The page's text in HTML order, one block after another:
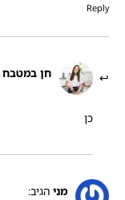
Reply
חן במטבח
כן
מני הגיב: